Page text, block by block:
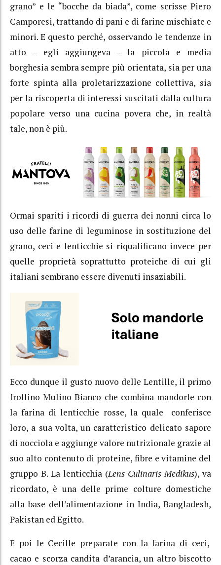
grano” e le “bocche da biada”, come scrisse Piero
Camporesi, trattando di pani e di farine mischiate e
minori. E questo perché, osservando le tendenze in
atto – egli aggiungeva – la piccola e media
borghesia sembra sempre più orientata, sia per una
forte spinta alla proletarizzazione collettiva, sia
per la riscoperta di interessi suscitati dalla cultura
popolare verso una cucina povera che, in realtà
tale, non è più.
Ormai spariti i ricordi di guerra dei nonni circa lo
uso delle farine di leguminose in sostituzione del
grano, ceci e lenticchie si riqualificano invece per
quelle proprietà soprattutto proteiche di cui gli
italiani sembrano essere divenuti insaziabili.
Ecco dunque il gusto nuovo delle Lentille, il primo
frollino Mulino Bianco che combina mandorle con
la farina di lenticchie rosse, la quale conferisce
loro, a sua volta, un caratteristico delicato sapore
di nocciola e aggiunge valore nutrizionale grazie al
suo alto contenuto di proteine, fibre e vitamine del
gruppo B. La lenticchia (Lens Culinaris Medikus), va
ricordato, è una delle prime colture domestiche
alla base dell’alimentazione in India, Bangladesh,
Pakistan ed Egitto.
E poi le Cecille preparate con la farina di ceci,
cacao e scorza candita d’arancia, un altro biscotto